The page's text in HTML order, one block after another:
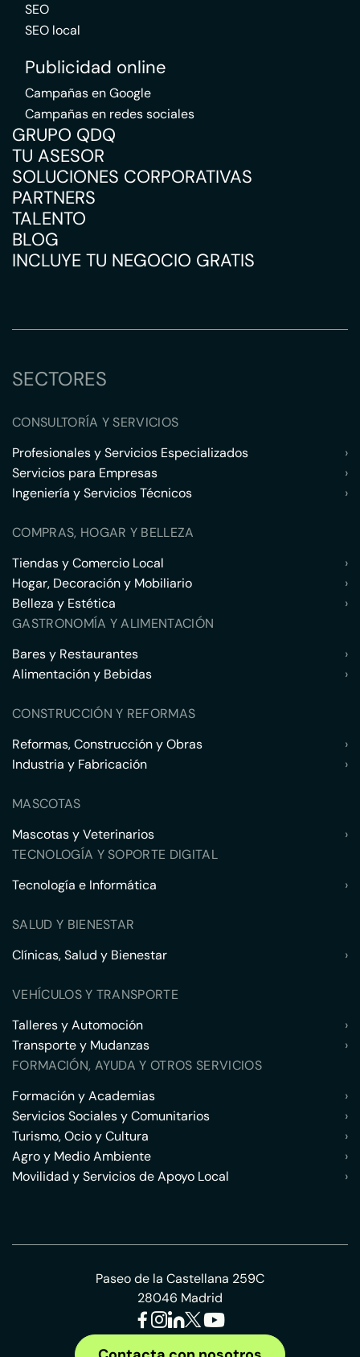
SEO
SEO local
Publicidad online
Campañas en Google
Campañas en redes sociales
GRUPO QDQ
TU ASESOR
SOLUCIONES CORPORATIVAS
PARTNERS
TALENTO
BLOG
INCLUYE TU NEGOCIO GRATIS
SECTORES
CONSULTORÍA Y SERVICIOS
Profesionales y Servicios Especializados
›
Servicios para Empresas
›
Ingeniería y Servicios Técnicos
›
COMPRAS, HOGAR Y BELLEZA
Tiendas y Comercio Local
›
Hogar, Decoración y Mobiliario
›
Belleza y Estética
›
GASTRONOMÍA Y ALIMENTACIÓN
Bares y Restaurantes
›
Alimentación y Bebidas
›
CONSTRUCCIÓN Y REFORMAS
Reformas, Construcción y Obras
›
Industria y Fabricación
›
MASCOTAS
Mascotas y Veterinarios
›
TECNOLOGÍA Y SOPORTE DIGITAL
Tecnología e Informática
›
SALUD Y BIENESTAR
Clínicas, Salud y Bienestar
›
VEHÍCULOS Y TRANSPORTE
Talleres y Automoción
›
Transporte y Mudanzas
›
FORMACIÓN, AYUDA Y OTROS SERVICIOS
Formación y Academias
›
Servicios Sociales y Comunitarios
›
Turismo, Ocio y Cultura
›
Agro y Medio Ambiente
›
Movilidad y Servicios de Apoyo Local
›
Paseo de la Castellana 259C
28046 Madrid